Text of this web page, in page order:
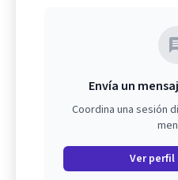
Envía un
Coordina una sesión
Ver